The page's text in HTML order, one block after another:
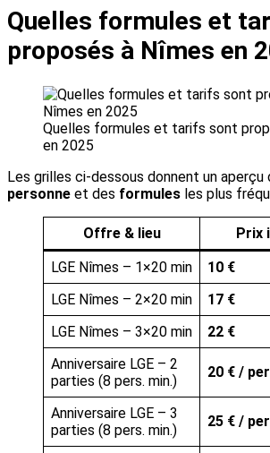
Quelles formules et
proposés à Nîmes en
Quelles formules et tarifs sont
en 2025
Les grilles ci-dessous donnent un aperçu
personne et des formules les plus
Offre & lieu
Prix
LGE Nîmes – 1×20 min
10 €
LGE Nîmes – 2×20 min
17 €
LGE Nîmes – 3×20 min
22 €
Anniversaire LGE – 2
parties (8 pers. min.)
20 € /
Anniversaire LGE – 3
parties (8 pers. min.)
25 € /